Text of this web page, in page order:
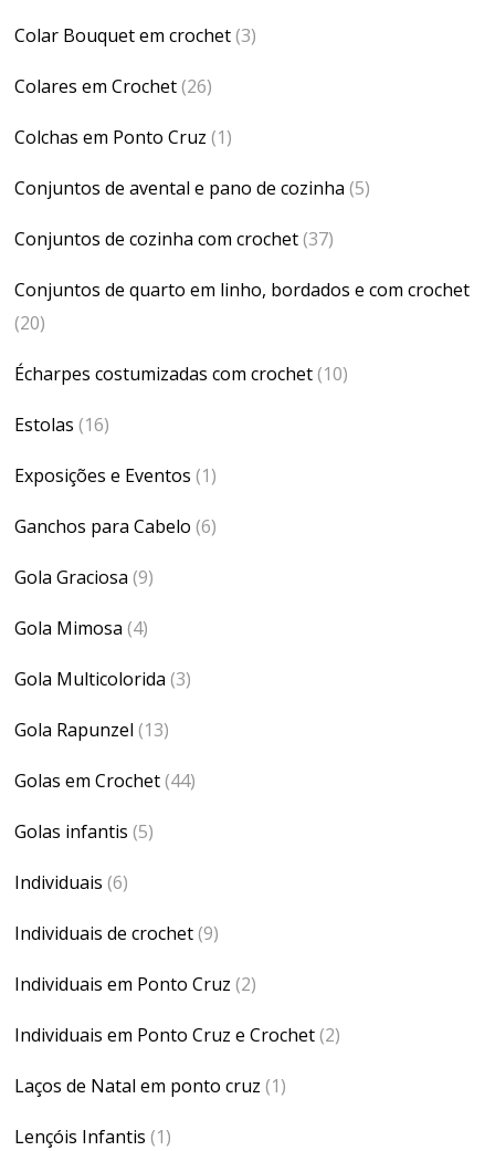
Colar Bouquet em crochet(3)
Colares em Crochet(26)
Colchas em Ponto Cruz (1)
Conjuntos de avental e pano de cozinha (5)
Conjuntos de cozinha com crochet(37)
Conjuntos de quarto em linho, bordados e com crochet
(20)
Écharpes costumizadas com crochet(10)
Estolas (16)
Exposições e Eventos (1)
Ganchos para Cabelo (6)
Gola Graciosa (9)
Gola Mimosa (4)
Gola Multicolorida (3)
Gola Rapunzel (13)
Golas em Crochet(44)
Golas infantis (5)
Individuais (6)
Individuais de crochet(9)
Individuais em Ponto Cruz (2)
Individuais em Ponto Cruz e Crochet(2)
Laços de Natal em ponto cruz (1)
Lençóis Infantis (1)